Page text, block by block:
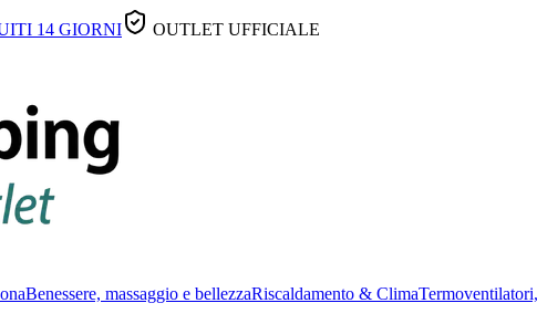
14 GIORNI OUTLET UFFICIALE
Benessere, massaggio e bellezzaRiscaldamento & Clima